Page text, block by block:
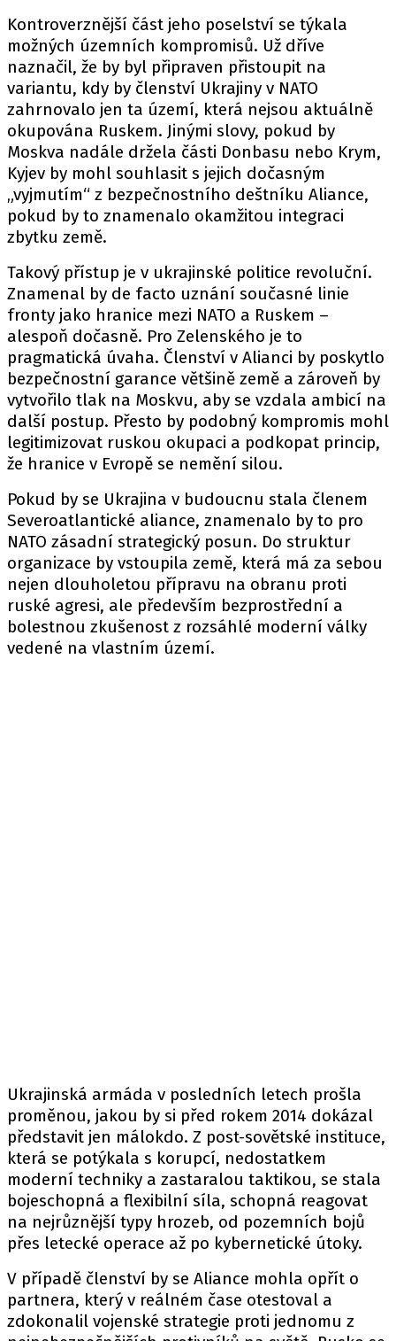
Kontroverznější část jeho poselství se týkala
možných územních kompromisů. Už dříve
naznačil, že by byl připraven přistoupit na
variantu, kdy by členství Ukrajiny v NATO
zahrnovalo jen ta území, která nejsou aktuálně
okupována Ruskem. Jinými slovy, pokud by
Moskva nadále držela části Donbasu nebo Krym,
Kyjev by mohl souhlasit s jejich dočasným
„vyjmutím“ z bezpečnostního deštníku Aliance,
pokud by to znamenalo okamžitou integraci
zbytku země.
Takový přístup je v ukrajinské politice revoluční.
Znamenal by de facto uznání současné linie
fronty jako hranice mezi NATO a Ruskem –
alespoň dočasně. Pro Zelenského je to
pragmatická úvaha. Členství v Alianci by poskytlo
bezpečnostní garance většině země a zároveň by
vytvořilo tlak na Moskvu, aby se vzdala ambicí na
další postup. Přesto by podobný kompromis mohl
legitimizovat ruskou okupaci a podkopat princip,
že hranice v Evropě se nemění silou.
Pokud by se Ukrajina v budoucnu stala členem
Severoatlantické aliance, znamenalo by to pro
NATO zásadní strategický posun. Do struktur
organizace by vstoupila země, která má za sebou
nejen dlouholetou přípravu na obranu proti
ruské agresi, ale především bezprostřední a
bolestnou zkušenost z rozsáhlé moderní války
vedené na vlastním území.
Ukrajinská armáda v posledních letech prošla
proměnou, jakou by si před rokem 2014 dokázal
představit jen málokdo. Z post-sovětské instituce,
která se potýkala s korupcí, nedostatkem
moderní techniky a zastaralou taktikou, se stala
bojeschopná a flexibilní síla, schopná reagovat
na nejrůznější typy hrozeb, od pozemních bojů
přes letecké operace až po kybernetické útoky.
V případě členství by se Aliance mohla opřít o
partnera, který v reálném čase otestoval a
zdokonalil vojenské strategie proti jednomu z